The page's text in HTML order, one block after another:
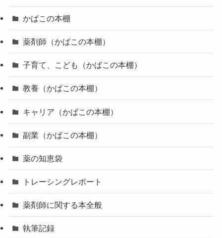
かばこの本棚
薬剤師（かばこの本棚）
子育て、こども（かばこの本棚）
教養（かばこの本棚）
キャリア（かばこの本棚）
副業（かばこの本棚）
薬の知恵袋
トレーシングレポート
薬剤師に関する本全般
執筆記録